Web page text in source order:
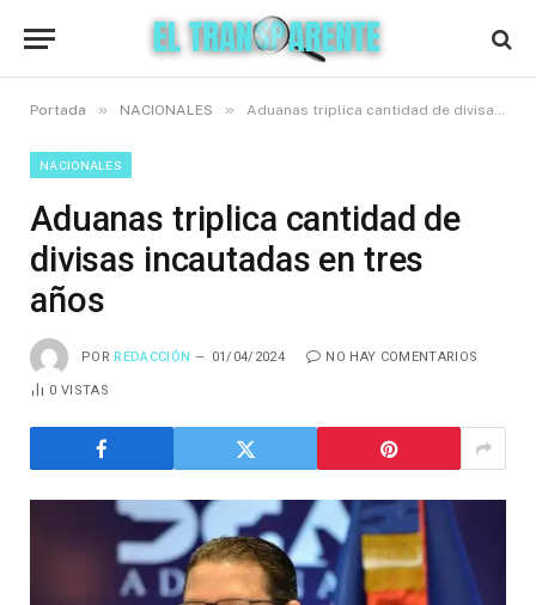
Portada » NACIONALES » Aduanas triplica cantidad de divisas incautadas en tres años
NACIONALES
Aduanas triplica cantidad de
divisas incautadas en tres
años
POR REDACCIÓN 01/04/2024 NO HAY COMENTARIOS
0VISTAS